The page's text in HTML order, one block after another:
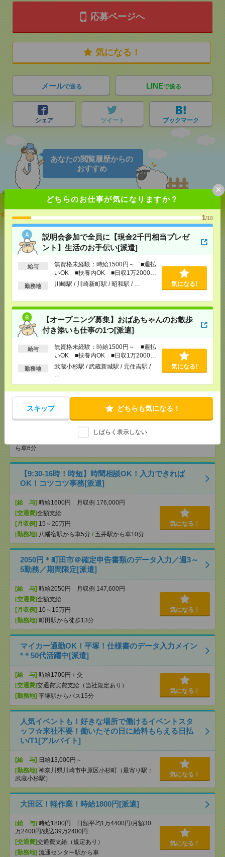
どちらのお仕事が気になりますか？
1/10
説明会参加で全員に【現金2千円相当プレゼ
ント】生活のお手伝い[派遣]
給与
無資格未経験：時給1500円～ ■週払
いOK ■扶養内OK ■日収1万2000円
以上
勤務地 川崎駅 / 川崎新町駅 / 昭和駅 / … 気になる!
【オープニング募集】おばあちゃんのお散歩
付き添いも仕事の1つ[派遣]
給与
無資格未経験：時給1500円～ ■週払
いOK ■扶養内OK ■日収1万2000円
以上
勤務地
武蔵小杉駅 / 武蔵新城駅 / 元住吉駅 /
気になる!
スキップ どちらも気になる！
しばらく表示しない
×
応募ページへ
気になる！
メールで送る LINEで送る
シェア ツイート ブックマーク
あなたの閲覧履歴からの
おすすめ
説明会参加で全員に【現金2千円相当プレゼント】生
活のお手伝い[派遣]
[給 与]
無資格未経験：時給1500円～ ■週払い
OK ■扶養内OK ■日収1万2000円以上
交通費全額支給
[勤務地]川崎駅 /川崎新町駅/昭和駅/…
いも仕事の1つ[派遣]
[給 与]
無資格未経験：時給1500円～ ■週払い
OK ■扶養内OK ■日収1万2000円以上
交通費全額支給
[勤務地]武蔵小杉駅 武蔵新城駅/ 元住吉駅/…
《時間相談OK！》時給1500円！長期！書類仕分けや
[給 与]時給1500円 月収例 180,000円
[交通費]全額支給
ら車6分
【9:30-16時！時短】時間相談OK！入力できれば
OK！コツコツ事務[派遣]
[給 与] 時給1600円 月収例 176,000円
[交通費]全額支給
[月収例] 15～20万円
[勤務地] 八幡宿駅から車5分 / 五井駅から車10分
気になる！
2050円＊町田市＠確定申告書類のデータ入力／週3～
5勤務／期間限定[派遣]
[給 与] 時給2050円 月収例 147,600円
[交通費]全額支給
[月収例] 10～15万円
[勤務地] 町田駅から徒歩13分
気になる！
マイカー通勤OK！平塚！仕様書のデータ入力メイン
*＊50代活躍中[派遣]
[給 与] 時給1700円＋交
[交通費]交通費実費支給（当社規定あり）
[勤務地] 平塚駅からバス15分
気になる！
人気イベントも！好きな場所で働けるイベントスタ
ッフ☆来社不要！働いたその日に給料もらえる日払
い/T1[アルバイト]
[給 与] 日給13,000円～
[勤務地] 神奈川県川崎市中原区小杉町（最寄り駅：
武蔵小杉駅）
気になる！
大田区！軽作業！時給1800円[派遣]
[給 与] 時給1800円 日額平均1万4400円/月額30
万2400円/残込39万2400円
[交通費]交通費支給（規定あり）
[勤務地] 流通センター駅から車
気になる！